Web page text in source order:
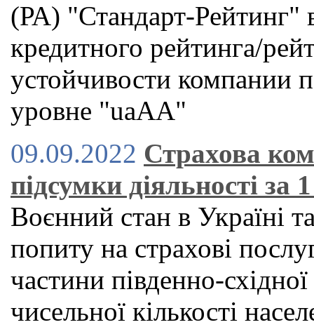
(РА) "Стандарт-
кредитного рейтинга/
устойчивости компании
уровне "uaAA"
09.09.2022 Страхова
підсумки діяльності за
Воєнний стан в Україні
попиту на страхові
частини південно-
чисельної кількості